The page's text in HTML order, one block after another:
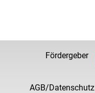
Fördergeber
AGB/Datenschutz